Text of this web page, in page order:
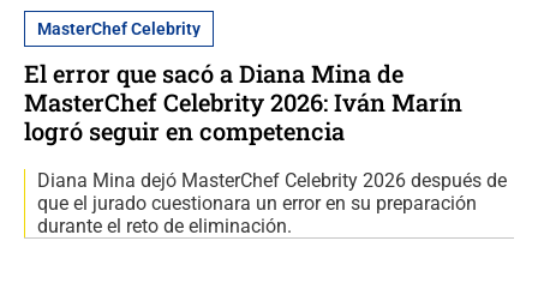
MasterChef Celebrity
El error que sacó a Diana Mina de
MasterChef Celebrity 2026: Iván Marín
logró seguir en competencia
Diana Mina dejó MasterChef Celebrity 2026 después de
que el jurado cuestionara un error en su preparación
durante el reto de eliminación.